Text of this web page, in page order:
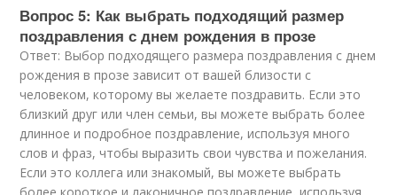
Вопрос 5: Как выбрать подходящий размер
поздравления с днем рождения в прозе
Ответ: Выбор подходящего размера поздравления с днем
рождения в прозе зависит от вашей близости с
человеком, которому вы желаете поздравить. Если это
близкий друг или член семьи, вы можете выбрать более
длинное и подробное поздравление, используя много
слов и фраз, чтобы выразить свои чувства и пожелания.
Если это коллега или знакомый, вы можете выбрать